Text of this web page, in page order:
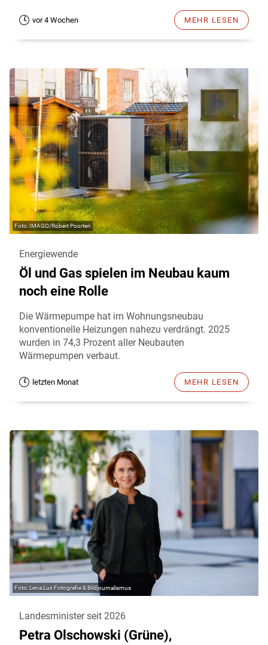
vor 4 Wochen MEHR LESEN
IMAGO/Robert Poorten
Energiewende
Öl und Gas spielen im Neubau kaum
noch eine Rolle
Die Wärmepumpe hat im Wohnungsneubau
konventionelle Heizungen nahezu verdrängt. 2025
wurden in 74,3 Prozent aller Neubauten
Wärmepumpen verbaut.
letzten Monat MEHR LESEN
Lena Lux Fotografie & Bildjournalismus
Landesminister seit 2026
Petra Olschowski (Grüne),